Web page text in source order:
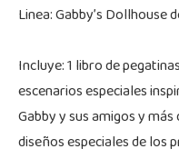
Linea: Gabby’s Dollhouse
Incluye: 1 libro de
escenarios especiales
Gabby y sus amigos y
diseños especiales de los